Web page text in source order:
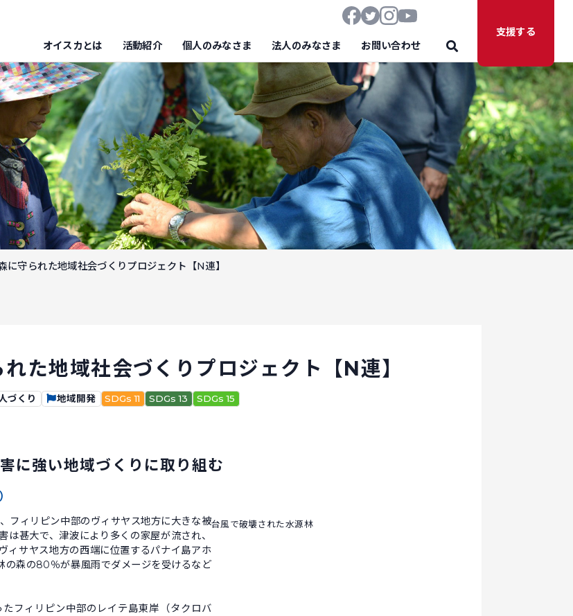
オイスカとは 活動紹介 個人のみなさま 法人のみなさま お問い合わせ
支援する
に守られた地域社会づくりプロジェクト【N連】
た地域社会づくりプロジェクト【N連】
づくり 地域開発 SDGs 11 SDGs 13 SDGs 15
に強い地域づくりに取り組む
フィリピン中部のヴィサヤス地方に大きな被
甚大で、津波により多くの家屋が流され、
ィサヤス地方の西端に位置するパナイ島アホ
の森の80％が暴風雨でダメージを受けるなど
フィリピン中部のレイテ島東岸（タクロバ
台風で破壊された水源林